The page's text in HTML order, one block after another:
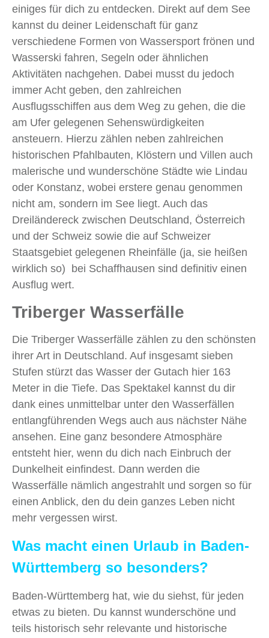
einiges für dich zu entdecken. Direkt auf dem See
kannst du deiner Leidenschaft für ganz
verschiedene Formen von Wassersport frönen und
Wasserski fahren, Segeln oder ähnlichen
Aktivitäten nachgehen. Dabei musst du jedoch
immer Acht geben, den zahlreichen
Ausflugsschiffen aus dem Weg zu gehen, die die
am Ufer gelegenen Sehenswürdigkeiten
ansteuern. Hierzu zählen neben zahlreichen
historischen Pfahlbauten, Klöstern und Villen auch
malerische und wunderschöne Städte wie Lindau
oder Konstanz, wobei erstere genau genommen
nicht am, sondern im See liegt. Auch das
Dreiländereck zwischen Deutschland, Österreich
und der Schweiz sowie die auf Schweizer
Staatsgebiet gelegenen Rheinfälle (ja, sie heißen
wirklich so) bei Schaffhausen sind definitiv einen
Ausflug wert.
Triberger Wasserfälle
Die Triberger Wasserfälle zählen zu den schönsten
ihrer Art in Deutschland. Auf insgesamt sieben
Stufen stürzt das Wasser der Gutach hier 163
Meter in die Tiefe. Das Spektakel kannst du dir
dank eines unmittelbar unter den Wasserfällen
entlangführenden Wegs auch aus nächster Nähe
ansehen. Eine ganz besondere Atmosphäre
entsteht hier, wenn du dich nach Einbruch der
Dunkelheit einfindest. Dann werden die
Wasserfälle nämlich angestrahlt und sorgen so für
einen Anblick, den du dein ganzes Leben nicht
mehr vergessen wirst.
Was macht einen Urlaub in Baden-
Württemberg so besonders?
Baden-Württemberg hat, wie du siehst, für jeden
etwas zu bieten. Du kannst wunderschöne und
teils historisch sehr relevante und historische